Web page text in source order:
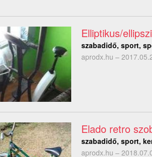
Elliptikus/
szabadidő, sport,
aprodx.hu –
Elado retro
szabadidő, sport,
aprodx.hu –